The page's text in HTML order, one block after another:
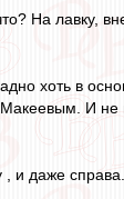
На лавку,
хоть в
И
, и даже